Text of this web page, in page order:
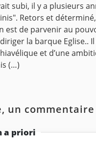
subi, il y a plusieurs
Retors et
est de parvenir au
la barque Eglise..
et d’une
(…)
un commentaire
a priori